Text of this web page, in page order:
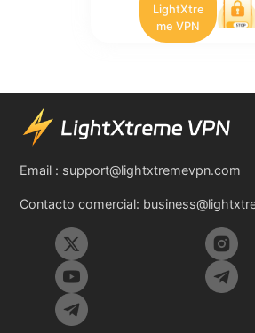
LightXtre
me VPN
Email : support@lightxtremevpn.com
Contacto comercial: